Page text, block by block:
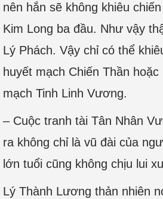
nên hắn sẽ không khiêu
Kim Long ba đầu. Như vậy
Lý Phách. Vậy chỉ có thể
huyết mạch Chiến Thần
mạch Tinh Linh Vương.
– Cuộc tranh tài Tân Nhân
ra không chỉ là vũ đài của
lớn tuổi cũng không chịu lui
Lý Thành Lương thản nhiên